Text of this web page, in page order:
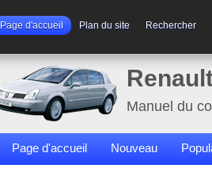
Page d'accueil Plan du site Rechercher
Manuel du
Page d'accueil Nouveau